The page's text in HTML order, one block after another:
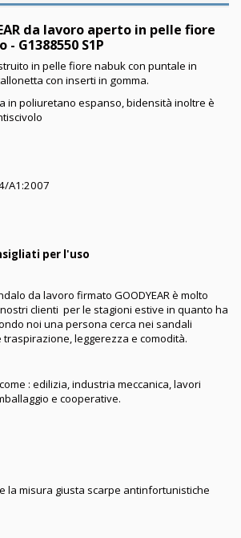
da lavoro aperto in pelle fiore
G1388550 S1P
in pelle fiore nabuk con puntale in
con inserti in gomma.
in poliuretano espanso, bidensità inoltre è
A1:2007
per l'uso
da lavoro firmato GOODYEAR è molto
clienti per le stagioni estive in quanto ha
noi una persona cerca nei sandali
leggerezza e comodità.
: edilizia, industria meccanica, lavori
e cooperative.
la misura giusta scarpe antinfortunistiche